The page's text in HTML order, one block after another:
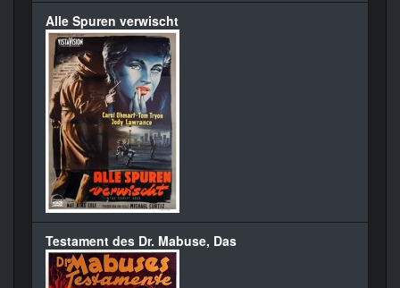
Alle Spuren verwischt
Testament des Dr. Mabuse, Das